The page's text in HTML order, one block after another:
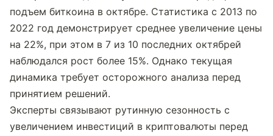
подъем биткоина в октябре. Статистика с 2013 по
2022 год демонстрирует среднее увеличение цены
на 22%, при этом в 7 из 10 последних октябрей
наблюдался рост более 15%. Однако текущая
динамика требует осторожного анализа перед
принятием решений.
Эксперты связывают рутинную сезонность с
увеличением инвестиций в криптовалюты перед